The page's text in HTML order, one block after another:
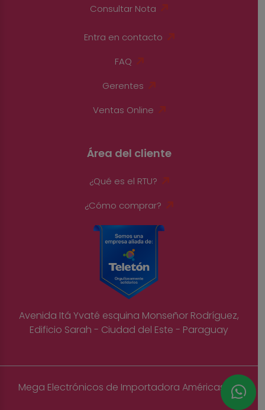
Consultar Nota
Entra en contacto
FAQ
Gerentes
Ventas Online
Área del cliente
¿Qué es el RTU?
¿Cómo comprar?
Avenida Itá Yvaté esquina Monseñor Rodríguez,
Edificio Sarah - Ciudad del Este - Paraguay
Mega Electrónicos de Importadora Américas S.A